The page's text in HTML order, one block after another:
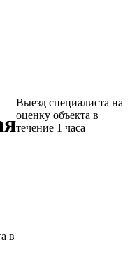
в
Выезд специалиста на
оценку объекта в
течение 1 часа